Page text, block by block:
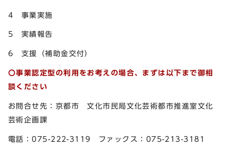
4 事業実施
5 実績報告
6 支援（補助金交付）
〇事業認定型の利用をお考えの場合、まずは以下まで御相
談ください
お問合せ先：京都市 文化市民局文化芸術都市推進室文化
芸術企画課
電話：075-222-3119 ファックス：075-213-3181